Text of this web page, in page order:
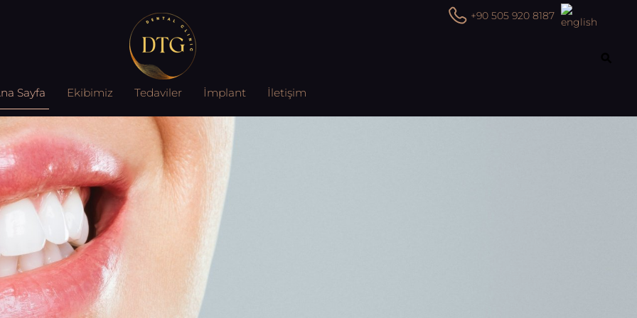
+90 505 920 8187
Sayfa Ekibimiz Tedaviler İmplant İletişim